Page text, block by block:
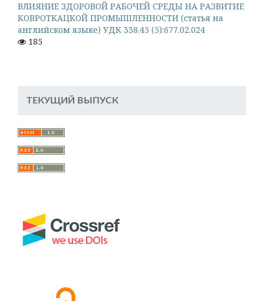
ВЛИЯНИЕ ЗДОРОВОЙ РАБОЧЕЙ СРЕДЫ НА РАЗВИТИЕ
КОВРОТКАЦКОЙ ПРОМЫШЛЕННОСТИ (статья на
английском языке) УДК 338.45 (5):677.02.024
185
ТЕКУЩИЙ ВЫПУСК